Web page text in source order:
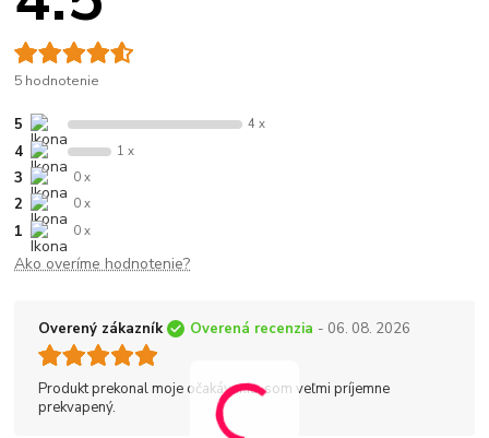
5 hodnotenie
5 4 x
4 1 x
3 0 x
2 0 x
1 0 x
Ako overíme hodnotenie?
Overený zákazník Overená recenzia - 06. 08. 2026
Produkt prekonal moje očakávania, som veľmi príjemne
prekvapený.